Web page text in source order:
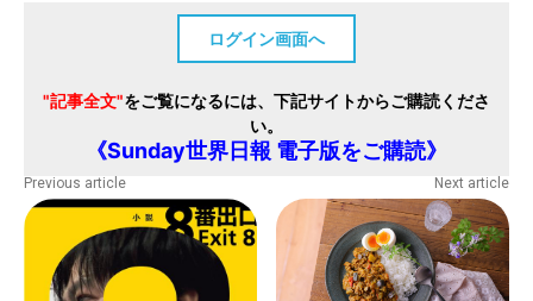
ログイン画面へ
"記事全文"をご覧になるには、下記サイトからご購読くださ
い。
《Sunday世界日報 電子版をご購読》
Previous article Next article